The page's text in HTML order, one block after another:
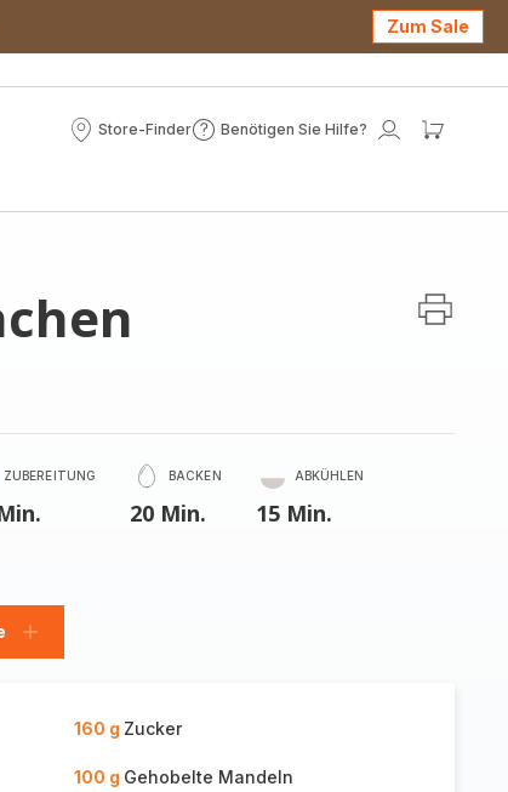
Zum Sale
Store-Finder
Store-
Benötigen Sie Hilfe?
Benötigen
Mein
ZUBEREITUNG BACKEN
20 Min.
ABKÜHLEN
15 Min.
Stücke
160 g Zucker
100 g Gehobelte Mandeln